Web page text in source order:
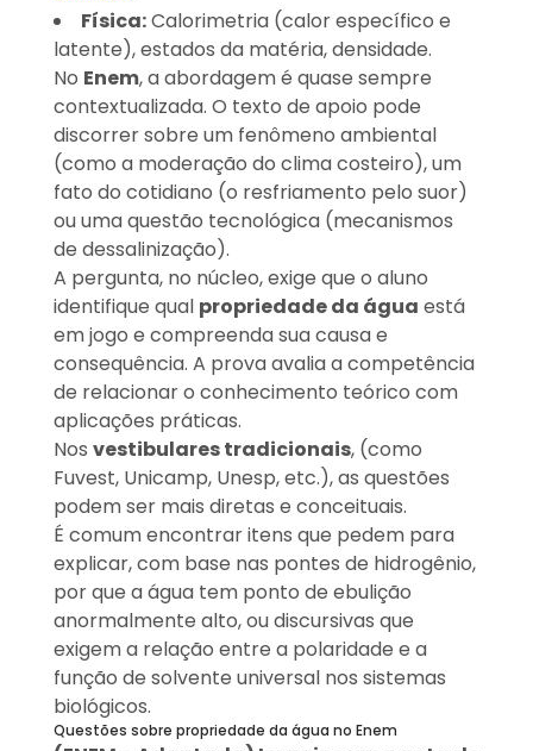
Física:Calorimetria (calor específico e
latente), estados da matéria, densidade.
No Enem, a abordagem é quase sempre
contextualizada. O texto de apoio pode
discorrer sobre um fenômeno ambiental
(como a moderação do clima costeiro), um
fato do cotidiano (o resfriamento pelo suor)
ou uma questão tecnológica (mecanismos
de dessalinização).
A pergunta, no núcleo, exige que o aluno
identifique qual propriedade da água está
em jogo e compreenda sua causa e
consequência. A prova avalia a competência
de relacionar o conhecimento teórico com
aplicações práticas.
Nos vestibulares tradicionais, (como
Fuvest, Unicamp, Unesp, etc.), as questões
podem ser mais diretas e conceituais.
É comum encontrar itens que pedem para
explicar, com base nas pontes de hidrogênio,
por que a água tem ponto de ebulição
anormalmente alto, ou discursivas que
exigem a relação entre a polaridade e a
função de solvente universal nos sistemas
biológicos.
Questões sobre propriedade da água no Enem